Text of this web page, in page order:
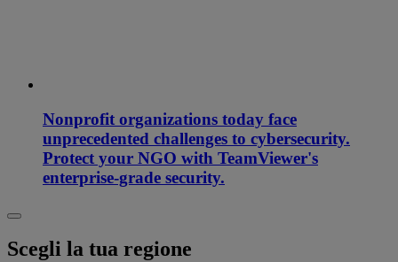
Nonprofit organizations today face
unprecedented challenges to cybersecurity.
Protect your NGO with TeamViewer's
enterprise-grade security.
Scegli la tua regione